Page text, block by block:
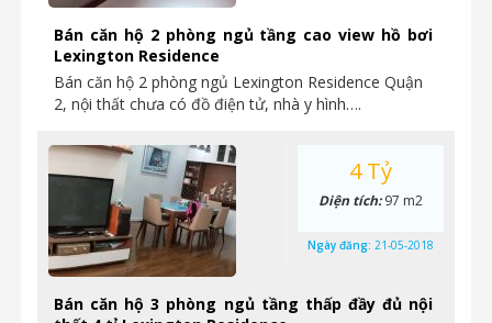
Bán căn hộ 2 phòng ngủ tầng cao view hồ bơi
Lexington Residence
Bán căn hộ 2 phòng ngủ Lexington Residence Quận
2, nội thất chưa có đồ điện tử, nhà y hình….
Bán căn hộ 3 phòng ngủ tầng thấp đầy đủ nội
4 Tỷ
Diện tích:97 m2
Ngày đăng: 21-05-2018